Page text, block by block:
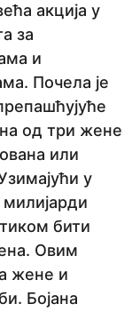
акција у
за
и
Почела је
од три жене
или
у
бити
Овим
жене и
Бојана